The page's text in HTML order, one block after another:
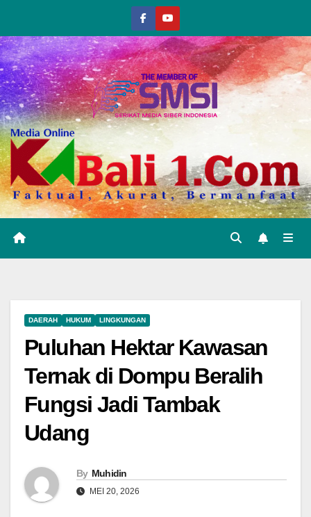
DAERAH HUKUM LINGKUNGAN
Puluhan Hektar Kawasan
Ternak di Dompu Beralih
Fungsi Jadi Tambak
Udang
By Muhidin
MEI 20, 2026